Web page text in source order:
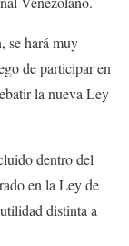
se hará muy
de participar en
la nueva Ley
dentro del
en la Ley de
distinta a